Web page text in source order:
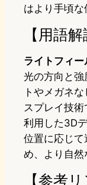
はより手頃な
【用語解
ライトフィ
光の方向と強
トやメガネ
スプレイ技
利用した3D
位置に応じて
め、より自然
【参考リ